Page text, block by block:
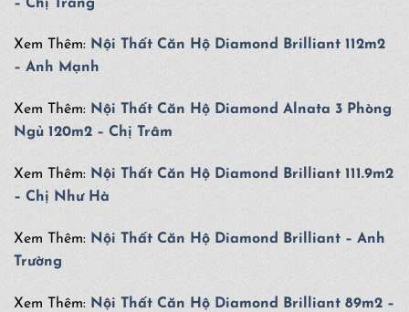
– Chị Trang
Xem Thêm: Nội Thất Căn Hộ Diamond Brilliant 112m2
– Anh Mạnh
Xem Thêm: Nội Thất Căn Hộ Diamond Alnata 3 Phòng
Ngủ 120m2 – Chị Trâm
Xem Thêm: Nội Thất Căn Hộ Diamond Brilliant 111.9m2
– Chị Như Hà
Xem Thêm: Nội Thất Căn Hộ Diamond Brilliant – Anh
Trường
Xem Thêm: Nội Thất Căn Hộ Diamond Brilliant 89m2 –